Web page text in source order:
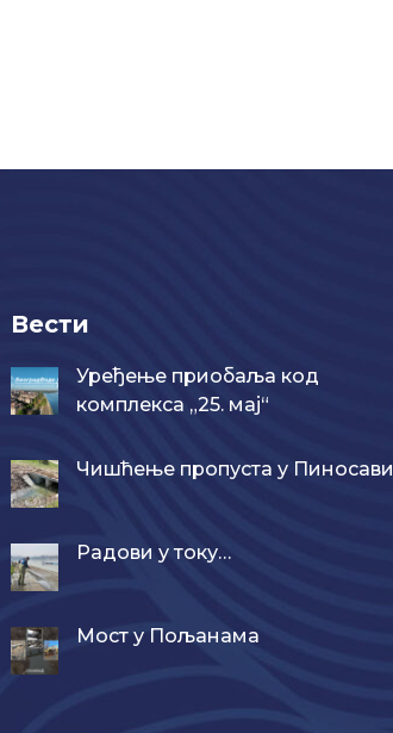
Вести
Уређење приобаља код
комплекса „25. мај“
Чишћење пропуста у Пиносави
Радови у току…
Мост у Пољанама